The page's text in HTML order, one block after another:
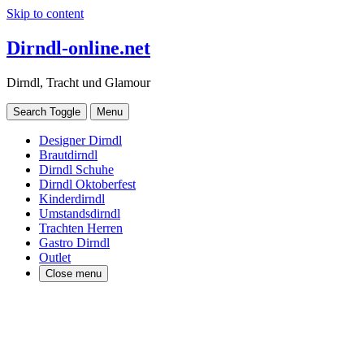
Skip to content
Dirndl-online.net
Dirndl, Tracht und Glamour
Search Toggle Menu
Designer Dirndl
Brautdirndl
Dirndl Schuhe
Dirndl Oktoberfest
Kinderdirndl
Umstandsdirndl
Trachten Herren
Gastro Dirndl
Outlet
Close menu